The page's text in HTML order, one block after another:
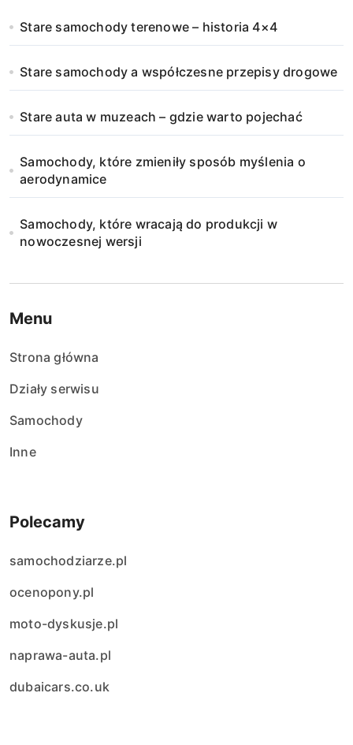
Stare samochody terenowe – historia 4×4
Stare samochody a współczesne przepisy drogowe
Stare auta w muzeach – gdzie warto pojechać
Samochody, które zmieniły sposób myślenia o
aerodynamice
Samochody, które wracają do produkcji w
nowoczesnej wersji
Menu
Strona główna
Działy serwisu
Samochody
Inne
Polecamy
samochodziarze.pl
ocenopony.pl
moto-dyskusje.pl
naprawa-auta.pl
dubaicars.co.uk